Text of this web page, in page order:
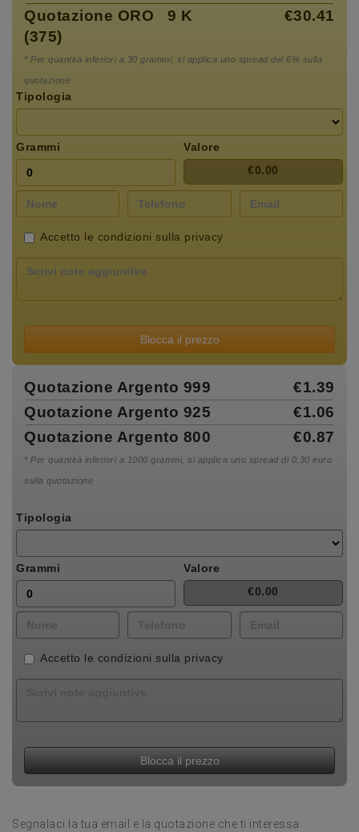
Quotazione ORO 9 K
(375)
€30.41
* Per quantità inferiori a 30 grammi, si applica uno spread del 6% sulla
quotazione
Tipologia
Grammi
Valore
€0.00
Accetto le condizioni sulla privacy
Blocca il prezzo
Quotazione Argento 999
€1.39
Quotazione Argento 925
€1.06
Quotazione Argento 800
€0.87
* Per quantità inferiori a 1000 grammi, si applica uno spread di 0,30 euro
sulla quotazione
Tipologia
Grammi
Valore
€0.00
Accetto le condizioni sulla privacy
Blocca il prezzo
Segnalaci la tua email e la quotazione che ti interessa